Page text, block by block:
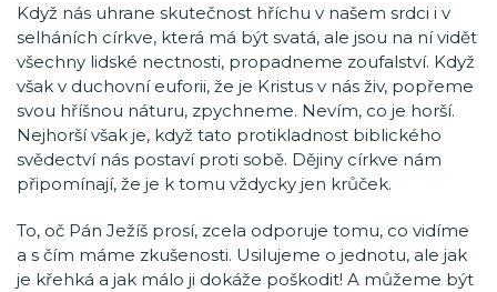
Když nás uhrane skutečnost hříchu v našem srdci i v
selháních církve, která má být svatá, ale jsou na ní vidět
všechny lidské nectnosti, propadneme zoufalství. Když
však v duchovní euforii, že je Kristus v nás živ, popřeme
svou hříšnou náturu, zpychneme. Nevím, co je horší.
Nejhorší však je, když tato protikladnost biblického
svědectví nás postaví proti sobě. Dějiny církve nám
připomínají, že je k tomu vždycky jen krůček.
To, oč Pán Ježíš prosí, zcela odporuje tomu, co vidíme
a s čím máme zkušenosti. Usilujeme o jednotu, ale jak
je křehká a jak málo ji dokáže poškodit! A můžeme být